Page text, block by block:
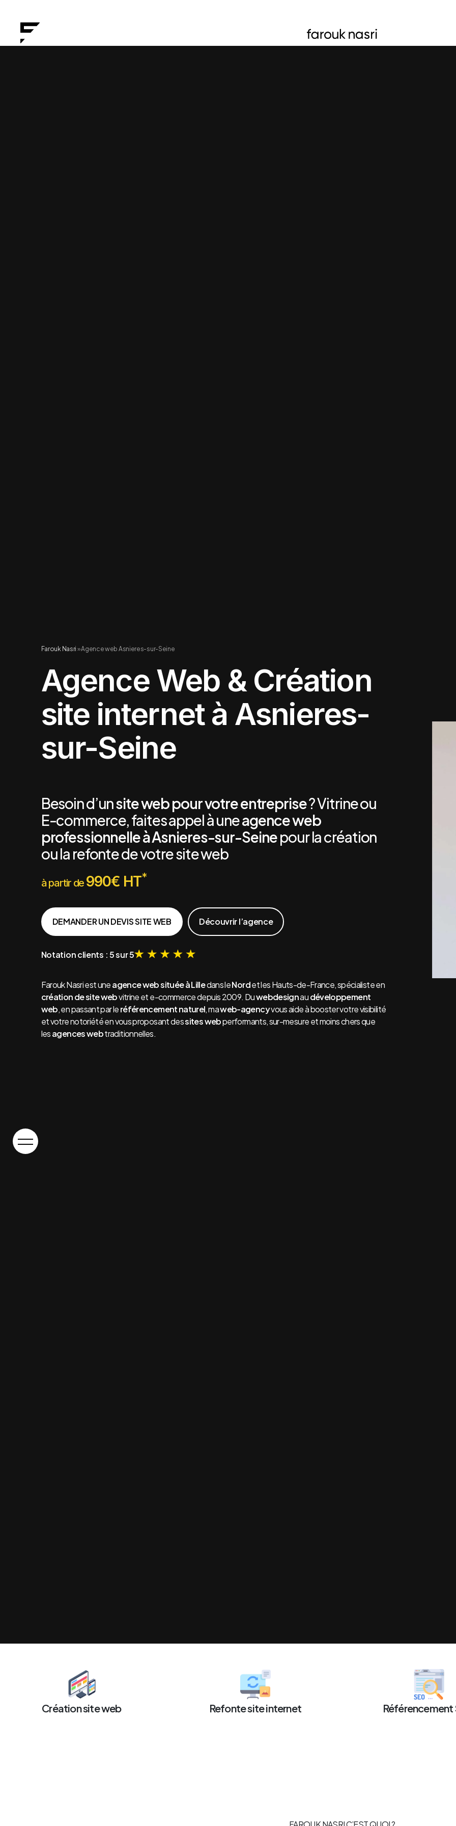
Farouk Nasri »Agence web Asnieres-sur-Seine
Agence Web & Création
site internet à Asnieres-
sur-Seine
Besoin d’unsite web pour votre entreprise? Vitrine ou
E-commerce, faites appel à uneagence web
professionnelle à Asnieres-sur-Seinepour la création
ou la refonte de votre site web
à partir de 990€ HT*
DEMANDER UN DEVIS SITE WEB Découvrir l’agence
Notation clients : 5 sur 5
Farouk Nasri est uneagence web située à Lilledans leNordet lesHauts-de-France, spécialiste en
création de site webvitrine et e-commerce depuis 2009. Duwebdesignaudéveloppement
web, en passant par leréférencement naturel, maweb-agencyvous aide à booster votre visibilité
et votre notoriété en vous proposant dessites webperformants, sur-mesure et moins chers que
lesagences webtraditionnelles.
Création site web Refonte site internet Référencement